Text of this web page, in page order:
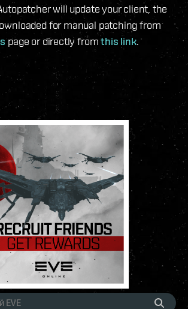
will update your client, the
for manual patching from
page or directly fromthis link.